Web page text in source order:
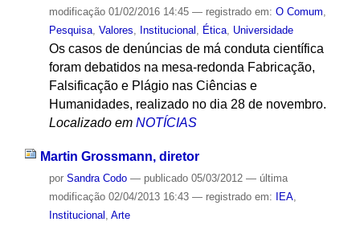
modificação01/02/2016 14:45 — registrado em: O Comum
Pesquisa, Valores Institucional Ética, Universidade
Os casos de denúncias de má conduta científica
foram debatidos na mesa-redonda Fabricação,
Falsificação e Plágio nas Ciências e
Humanidades, realizado no dia 28 de novembro.
Localizado em NOTÍCIAS
Martin Grossmann, diretor
por Sandra Codo — publicado05/03/2012 — última
modificação02/04/2013 16:43 — registrado em: IEA,
Institucional , Arte